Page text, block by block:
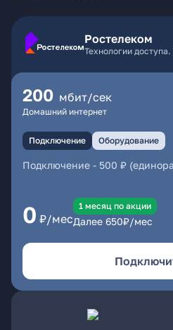
Ростелеком
Технологии
200 мбит/сек
Домашний интернет
Подключение Оборудование
Подключение - 500 ₽
0 ₽/мес
1 месяц по акции
Далее 650₽/мес